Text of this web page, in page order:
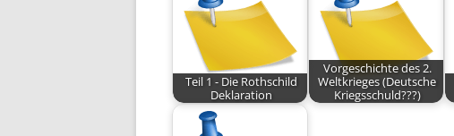
Teil 1 - Die Rothschild
Deklaration
Vorgeschichte des 2.
Weltkrieges (Deutsche
Kriegsschuld???)